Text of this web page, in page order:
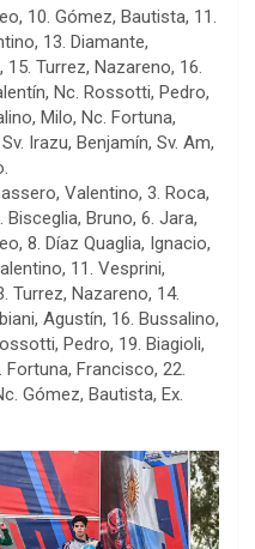
10. Gómez, Bautista, 11.
13. Diamante,
Turrez, Nazareno, 16.
Nc. Rossotti, Pedro,
Milo, Nc. Fortuna,
Irazu, Benjamín, Sv. Am,
Valentino, 3. Roca,
Bruno, 6. Jara,
8. Díaz Quaglia, Ignacio,
11. Vesprini,
Turrez, Nazareno, 14.
Agustín, 16. Bussalino,
Pedro, 19. Biagioli,
Fortuna, Francisco, 22.
Gómez, Bautista, Ex.